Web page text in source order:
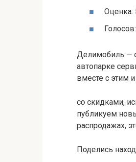
Оценка:
Делимобиль —
автопарке
вместе с этим
со скидками,
публикуем
распродажах,
Поделись